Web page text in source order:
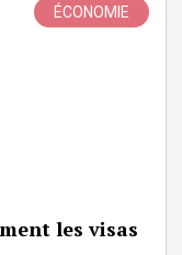
ÉCONOMIE
les visas